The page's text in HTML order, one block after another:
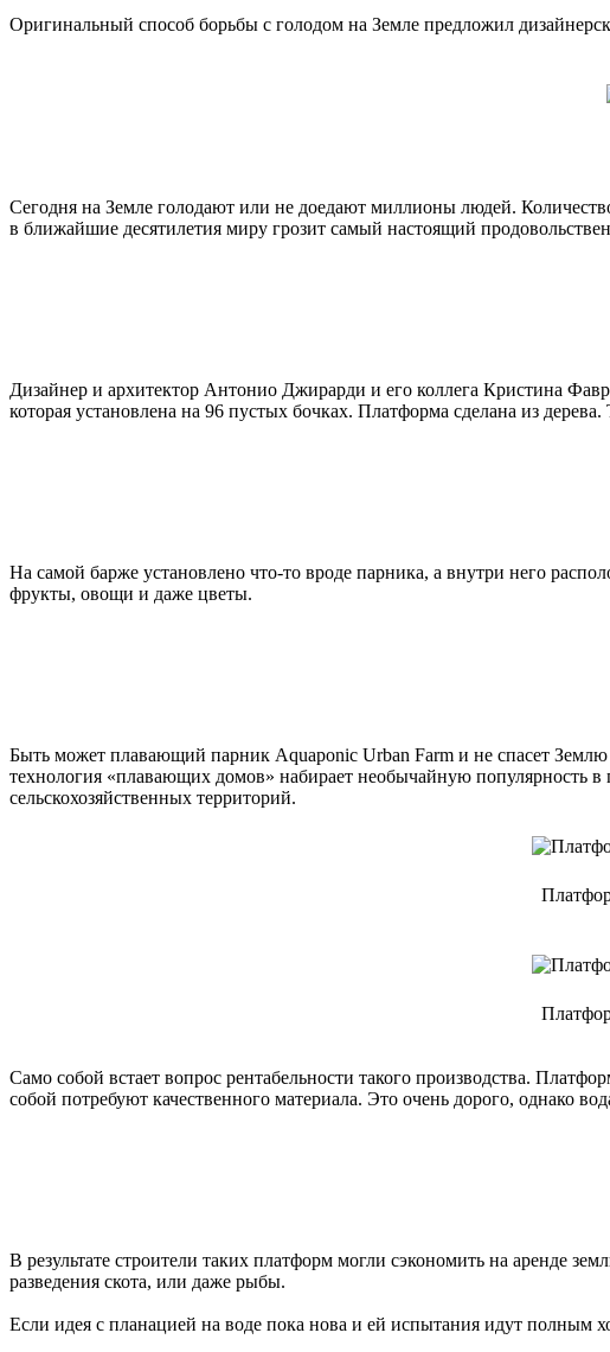
Оригинальный способ борьбы с голодом на Земле предложил
Cегодня на Земле голодают или не доедают миллионы людей.
в ближайшие десятилетия миру грозит самый настоящий
Дизайнер и архитектор Антонио Джирарди и его коллега Кристина
которая установлена на 96 пустых бочках. Платформа сделана из
На самой барже установлено что-то вроде парника, а внутри него
фрукты, овощи и даже цветы.
Быть может плавающий парник Aquaponic Urban Farm и не спасет
технология «плавающих домов» набирает необычайную популярность
сельскохозяйственных территорий.
Само собой встает вопрос рентабельности такого производства.
собой потребуют качественного материала. Это очень дорого, однако
В результате строители таких платформ могли сэкономить на аренде
разведения скота, или даже рыбы.
Если идея с планацией на воде пока нова и ей испытания идут полным